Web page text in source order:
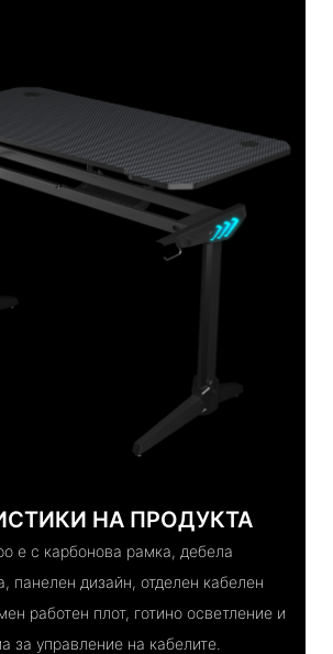
НА ПРОДУКТА
е с карбонова рамка, дебела
панелен дизайн, отделен кабелен
работен плот, готино осветление и
за управление на кабелите.